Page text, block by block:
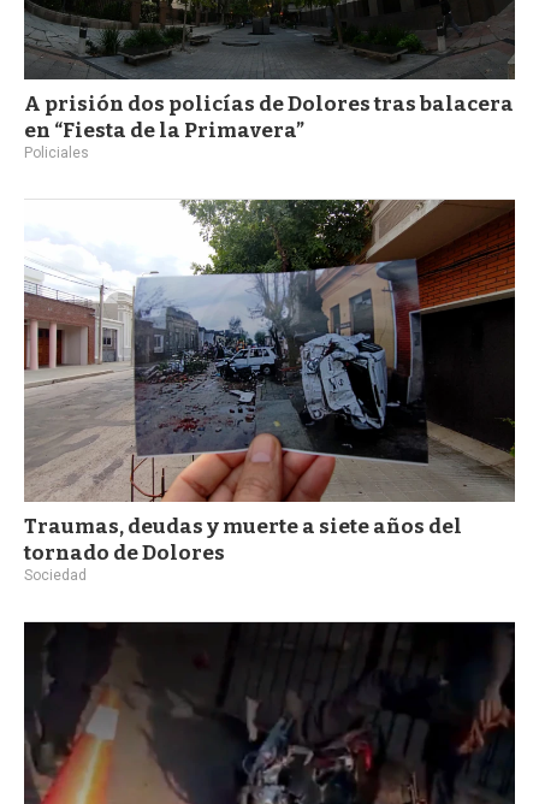
A prisión dos policías de Dolores tras balacera
en “Fiesta de la Primavera”
Policiales
Traumas, deudas y muerte a siete años del
tornado de Dolores
Sociedad